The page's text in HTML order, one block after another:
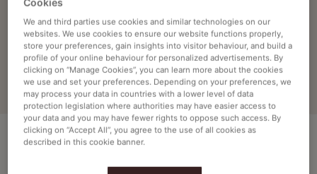
παγκόσμια αγορά ροφημάτων. Με κινητήρια δύναμη την
αυξανόμενη ζήτηση για premium συστατικά, επιλογές
εμπνευσμένες από την ευεξία και οπτικά ξεχωριστά
ροφήματα, το matcha συνεχίζει να επαναπροσδιορίζει τα
σύγχρονα μενού καφέ.
We and third parties use cookies and similar technologies on our
websites. We use cookies to ensure our website functions properly,
store your preferences, gain insights into visitor behaviour, and build a
profile of your online behaviour for personalized advertisements. By
clicking on “Manage Cookies”, you can learn more about the cookies
we use and set your preferences. Depending on your preferences, we
may process your data in countries with a lower level of data
protection legislation where authorities may have easier access to
your data and you may have fewer rights to oppose such access. By
clicking on “Accept All”, you agree to the use of all cookies as
described in this cookie banner.